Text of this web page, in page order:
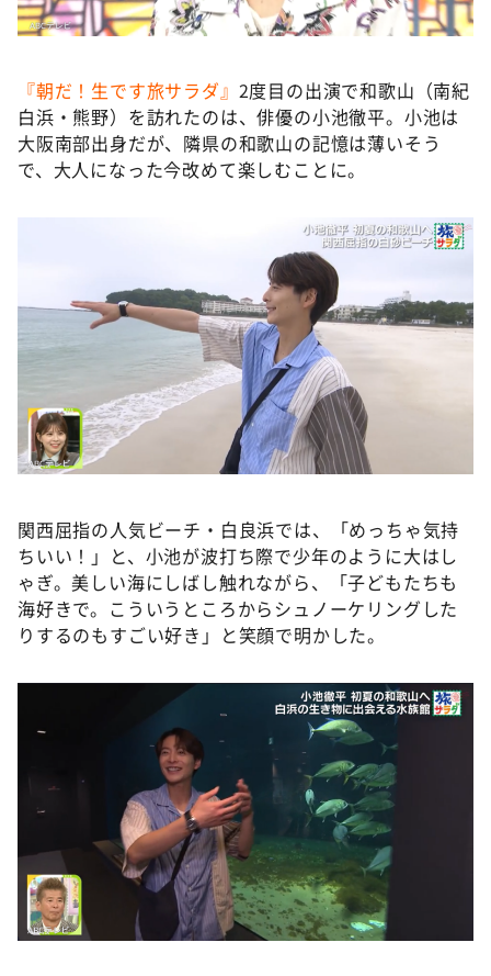
『朝だ！生です旅サラダ』 2度目の出演で和歌山（南紀
白浜・熊野）を訪れたのは、俳優の⼩池徹平。⼩池は
大阪南部出身だが、隣県の和歌山の記憶は薄いそう
で、大人になった今改めて楽しむことに。
関⻄屈指の人気ビーチ・白良浜では、「めっちゃ気持
ちいい！」と、⼩池が波打ち際で少年のように大はし
ゃぎ。美しい海にしばし触れながら、「子どもたちも
海好きで。こういうところからシュノーケリングした
りするのもすごい好き」と笑顔で明かした。